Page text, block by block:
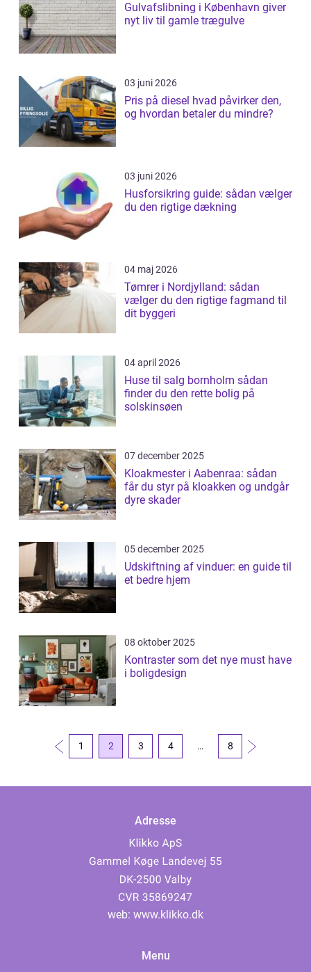
Gulvafslibning i København giver
nyt liv til gamle trægulve
03 juni 2026
Pris på diesel hvad påvirker den,
og hvordan betaler du mindre?
03 juni 2026
Husforsikring guide: sådan vælger
du den rigtige dækning
04 maj 2026
Tømrer i Nordjylland: sådan
vælger du den rigtige fagmand til
dit byggeri
04 april 2026
Huse til salg bornholm sådan
finder du den rette bolig på
solskinsøen
07 december 2025
Kloakmester i Aabenraa: sådan
får du styr på kloakken og undgår
dyre skader
05 december 2025
Udskiftning af vinduer: en guide til
et bedre hjem
08 oktober 2025
Kontraster som det nye must have
i boligdesign
1 2 3 4 … 8
Adresse
web: www.klikko.dk
Menu